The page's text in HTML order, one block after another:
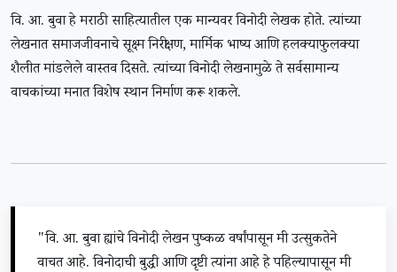
वि. आ. बुवा हे मराठी साहित्यातील एक मान्यवर विनोदी लेखक होते. त्यांच्या
लेखनात समाजजीवनाचे सूक्ष्म निरीक्षण, मार्मिक भाष्य आणि हलक्याफुलक्या
शैलीत मांडलेले वास्तव दिसते. त्यांच्या विनोदी लेखनामुळे ते सर्वसामान्य
वाचकांच्या मनात विशेष स्थान निर्माण करू शकले.
"वि. आ. बुवा ह्यांचे विनोदी लेखन पुष्कळ वर्षांपासून मी उत्सुकतेने
वाचत आहे. विनोदाची बुद्धी आणि दृष्टी त्यांना आहे हे पहिल्यापासून मी